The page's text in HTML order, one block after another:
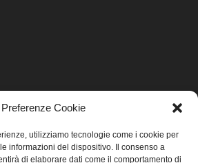
Preferenze Cookie
utilizziamo tecnologie come i cookie per
informazioni del dispositivo. Il consenso a
di elaborare dati come il comportamento di